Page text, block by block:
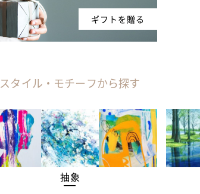
ギフトを贈る
スタイル・モチーフから探す
抽象